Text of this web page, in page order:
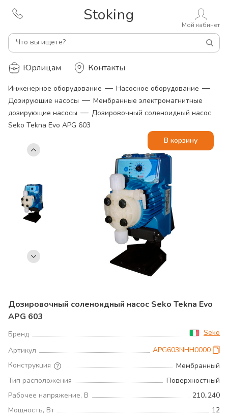
Stoking
Что вы ищете?
Мой кабинет
Юрлицам Контакты
Инженерное оборудование — Насосное оборудование —
Дозирующие насосы — Мембранные электромагнитные
дозирующие насосы — Дозировочный соленоидный насос
Seko Tekna Evo APG 603
Дозировочный соленоидный насос Seko Tekna Evo
APG 603
Бренд
Seko
Артикул
APG603NHH0000
Конструкция
Мембранный
Тип расположения
Поверхностный
Рабочее напряжение, В
210..240
Мощность, Вт
12
В корзину